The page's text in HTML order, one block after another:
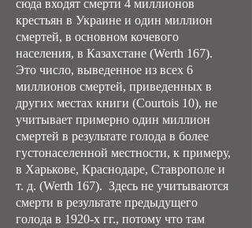
сюда входят смерти 4 миллионов
крестьян в Украине и один миллион
смертей, в основном кочевого
населения, в Казахстане (Werth 167).
Это число, выведенное из всех 6
миллионов смертей, приведенных в
других местах книги (Courtois 10), не
учитывает примерно один миллион
смертей в результате голода в более
густонаселенной местности, к примеру,
в Харькове, Краснодаре, Ставрополе и
т. д. (Werth 167). Здесь не учитываются
смерти в результате предыдущего
голода в 1920-х гг., потому что там